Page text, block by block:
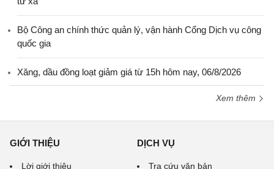
Bộ Công an chính thức quản lý, vận hành Cổng Dịch vụ công
quốc gia
Xăng, dầu đồng loạt giảm giá từ 15h hôm nay, 06/8/2026
Xem thêm
GIỚI THIỆU
Lời giới thiệu
DỊCH VỤ
Tra cứu văn bản